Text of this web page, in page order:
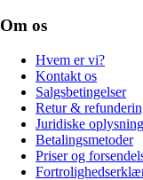
Om os
Hvem er vi?
Kontakt os
Salgsbetingelser
Retur &
Juridiske
Betalingsmetoder
Priser og